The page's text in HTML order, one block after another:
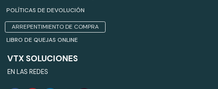
POLÍTICAS DE DEVOLUCIÓN
ARREPENTIMIENTO DE COMPRA
LIBRO DE QUEJAS ONLINE
VTX SOLUCIONES
EN LAS REDES